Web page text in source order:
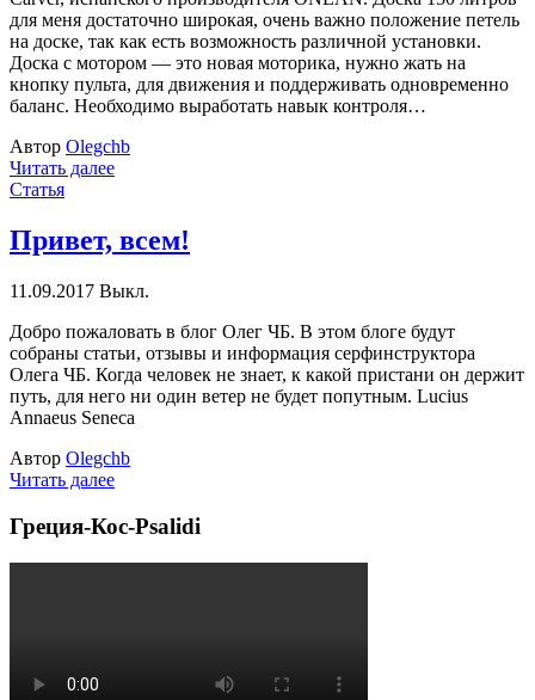
для меня достаточно широкая, очень важно положение петель
на доске, так как есть возможность различной установки.
Доска с мотором — это новая моторика, нужно жать на
кнопку пульта, для движения и поддерживать одновременно
баланс. Необходимо выработать навык контроля…
Автор Olegchb
Читать далее
Статья
Привет, всем!
11.09.2017 Выкл.
Добро пожаловать в блог Олег ЧБ. В этом блоге будут
собраны статьи, отзывы и информация серфинструктора
Олега ЧБ. Когда человек не знает, к какой пристани он держит
путь, для него ни один ветер не будет попутным. Lucius
Annaeus Seneca
Автор Olegchb
Читать далее
Греция-Кос-Psalidi